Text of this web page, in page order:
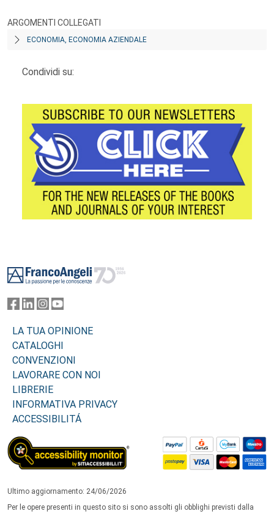
ARGOMENTI COLLEGATI
ECONOMIA, ECONOMIA AZIENDALE
Condividi su:
LA TUA OPINIONE
CATALOGHI
CONVENZIONI
LAVORARE CON NOI
LIBRERIE
INFORMATIVA PRIVACY
ACCESSIBILITÁ
Ultimo aggiornamento: 24/06/2026
Per le opere presenti in questo sito si sono assolti gli obblighi previsti dalla